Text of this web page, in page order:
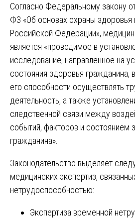
Согласно Федеральному закону
ФЗ «Об основах охраны здоровья
Российской Федерации»,
является «проводимое в
исследование, направленное на
состояния здоровья гражданина,
его способности осуществлять
деятельность, а также
следственной связи между
событий, факторов и состоянием
гражданина».
Законодательство выделяет
медицинских экспертиз,
нетрудоспособностью:
Экспертиза временной